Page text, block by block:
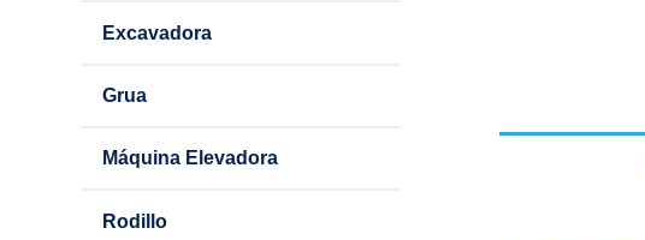
Excavadora
Grua
Máquina Elevadora
Rodillo